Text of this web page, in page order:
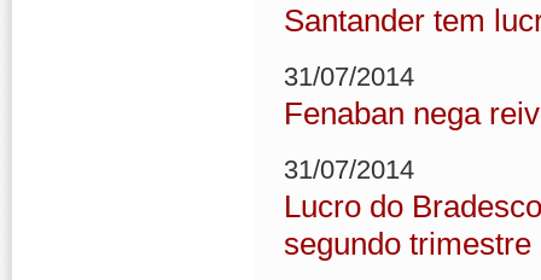
Santander tem
31/07/2014
Fenaban nega
31/07/2014
Lucro do
segundo trimestre